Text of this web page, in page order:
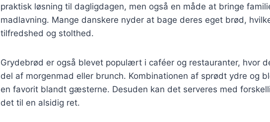
praktisk løsning til dagligdagen, men også en måde at bringe
madlavning. Mange danskere nyder at bage deres eget brød,
tilfredshed og stolthed.
Grydebrød er også blevet populært i caféer og restauranter, hvor
del af morgenmad eller brunch. Kombinationen af sprødt ydre og
en favorit blandt gæsterne. Desuden kan det serveres med
det til en alsidig ret.